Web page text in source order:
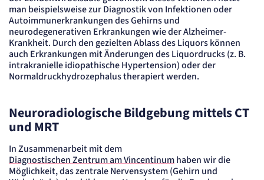
man beispielsweise zur Diagnostik von Infektionen oder
Autoimmunerkrankungen des Gehirns und
neurodegenerativen Erkrankungen wie der Alzheimer-
Krankheit. Durch den gezielten Ablass des Liquors können
auch Erkrankungen mit Änderungen des Liquordrucks (z. B.
intrakranielle idiopathische Hypertension) oder der
Normaldruckhydrozephalus therapiert werden.
Neuroradiologische Bildgebung mittels CT
und MRT
In Zusammenarbeit mit dem
Diagnostischen Zentrum am Vincentinumhaben wir die
Möglichkeit, das zentrale Nervensystem (Gehirn und
Zweck:
Speichert den Zustimmungsstatus des Benutzers für Cookies auf der aktuellen
Domäne.
Cookie Laufzeit:
1 Jahr
STATISTIK
anonym. Diese Informationen helfen uns
zu verstehen, wie unsere Besucher unsere
Website nutzen.
Matelso Telefontracking